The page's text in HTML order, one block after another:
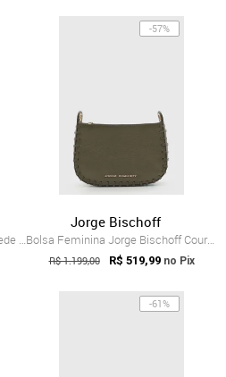
Rasteira Slide Jorge Bischoff Suede Verde
-57%
Jorge Bischoff
Bolsa Feminina Jorge Bischoff Couro Verde
R$ 1.199,00 R$ 519,99 no Pix
-61%